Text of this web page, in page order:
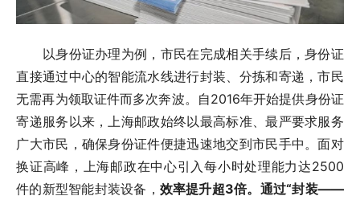
以身份证办理为例，市民在完成相关手续后，身份证
直接通过中心的智能流水线进行封装、分拣和寄递，市民
无需再为领取证件而多次奔波。自2016年开始提供身份证
寄递服务以来，上海邮政始终以最高标准、最严要求服务
广大市民，确保身份证件便捷迅速地交到市民手中。面对
换证高峰，上海邮政在中心引入每小时处理能力达2500
件的新型智能封装设备， 效率提升超3倍。通过“封装——